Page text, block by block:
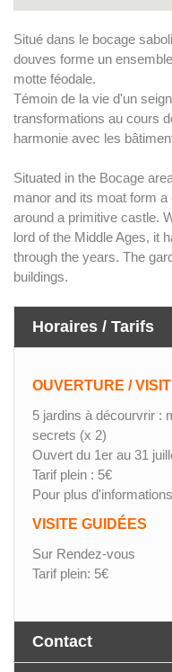
Situé dans le bocage
douves forme un
motte féodale.
Témoin de la vie d'un
transformations au cours
harmonie avec les
Situated in the Bocage
manor and its moat form
around a primitive castle.
lord of the Middle Ages, it
through the years. The
buildings.
Horaires / Tarifs
OUVERTURE /
5 jardins à décourvrir :
secrets (x 2)
Ouvert du 1er au 31
Tarif plein : 5€
Pour plus
VISITE GUIDÉES
Sur Rendez-vous
Tarif plein: 5€
Contact